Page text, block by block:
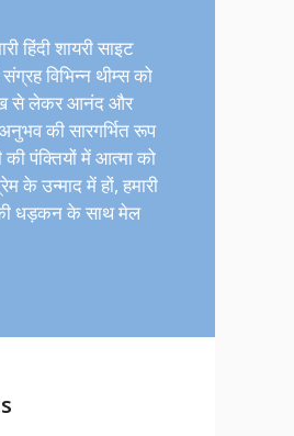
हिंदी शायरी साइट
संग्रह विभिन्न थीम्स को
से लेकर आनंद और
की सारगर्भित रूप
पंक्तियों में आत्मा को
के उन्माद में हों, हमारी
धड़कन के साथ मेल